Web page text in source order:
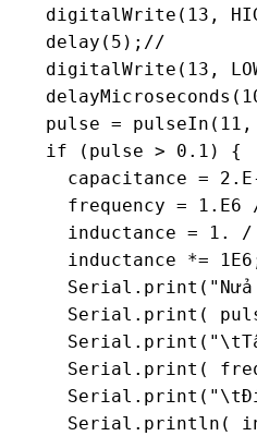
digitalWrite(13,
  delay(5);//
digitalWrite(13,
pulse =
  if (pulse > 0.1) {
capacitance =
frequency = 1.E6
inductance = 1.
inductance *=
Serial.print(
Serial.print(
Serial.println(